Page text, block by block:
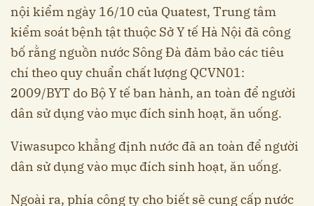
nội kiểm ngày 16/10 của Quatest, Trung tâm
kiểm soát bệnh tật thuộc Sở Y tế Hà Nội đã công
bố rằng nguồn nước Sông Đà đảm bảo các tiêu
chí theo quy chuẩn chất lượng QCVN01:
2009/BYT do Bộ Y tế ban hành, an toàn để người
dân sử dụng vào mục đích sinh hoạt, ăn uống.
Viwasupco khẳng định nước đã an toàn để người
dân sử dụng vào mục đích sinh hoạt, ăn uống.
Ngoài ra, phía công ty cho biết sẽ cung cấp nước